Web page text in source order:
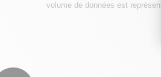
volume de données est